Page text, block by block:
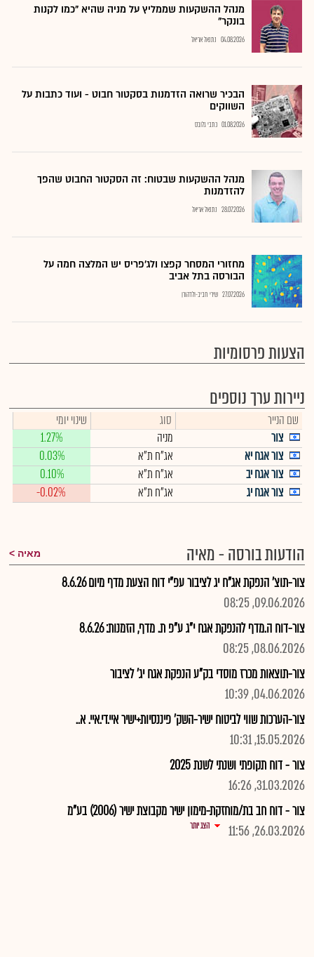
מנהל ההשקעות שממליץ על מניה שהיא "כמו לקנות
בונקר"
04.08.2026 נתנאל אריאל
הבכיר שרואה הזדמנות בסקטור חבוט - ועוד כתבות על
השווקים
01.08.2026 כתבי גלובס
מנהל ההשקעות שבטוח: זה הסקטור החבוט שהפך
להזדמנות
28.07.2026 נתנאל אריאל
מחזורי המסחר קפצו ולג'פריס יש המלצה חמה על
הבורסה בתל אביב
27.07.2026 שירי חביב-ולדהורן
הצעות פרסומיות
ניירות ערך נוספים
שם הנייר סוג
שינוי יומי
צור
מניה
1.27%
צור אגח יא
אג"ח ת"א
0.03%
צור אגח יב
אג"ח ת"א
0.10%
צור אגח יג
אג"ח ת"א -0.02%
הודעות בורסה - מאיה מאיה
צור-תוצ' הנפקת אג"ח יג לציבור עפ"י דוח הצעת מדף מיום 8.6.26
09.06.2026, 08:25
צור-דוח ה.מדף להנפקת אגח י"ג ע"פ ת. מדף, הזמנות: 8.6.26
08.06.2026, 08:25
צור-תוצאות מכרז מוסדי בק"ע הנפקת אגח יג' לציבור
04.06.2026, 10:39
צור-הערכות שווי לביטוח ישיר-השק' פיננסיות+ישיר איי.די.איי. א..
15.05.2026, 10:31
צור - דוח תקופתי ושנתי לשנת 2025
31.03.2026, 16:26
צור - דוח חב בת/מוחזקת-מימון ישיר מקבוצת ישיר (2006) בע"מ
26.03.2026, 11:56
הצג יותר